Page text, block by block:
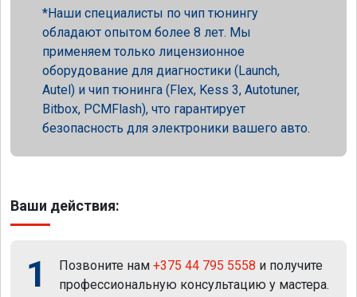
Наши специалисты по чип тюнингу
обладают опытом более 8 лет. Мы
применяем только лицензионное
оборудование для диагностики (Launch,
Autel) и чип тюнинга (Flex, Kess 3, Autotuner,
Bitbox, PCMFlash), что гарантирует
безопасность для электроники вашего авто.
Ваши действия:
1 Позвоните нам +375 44 795 5558 и получите
профессиональную консультацию у мастера.